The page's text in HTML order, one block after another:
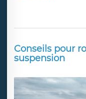
Conseils pour
suspension